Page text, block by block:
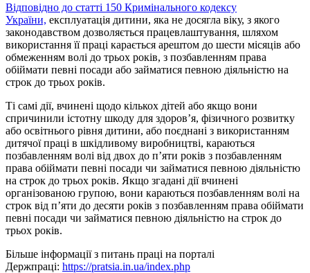
Відповідно до статті 150 Кримінального кодексу
України, експлуатація дитини, яка не досягла віку, з якого
законодавством дозволяється працевлаштування, шляхом
використання її праці карається арештом до шести місяців або
обмеженням волі до трьох років, з позбавленням права
обіймати певні посади або займатися певною діяльністю на
строк до трьох років.
Ті самі дії, вчинені щодо кількох дітей або якщо вони
спричинили істотну шкоду для здоров’я, фізичного розвитку
або освітнього рівня дитини, або поєднані з використанням
дитячої праці в шкідливому виробництві, караються
позбавленням волі від двох до п’яти років з позбавленням
права обіймати певні посади чи займатися певною діяльністю
на строк до трьох років. Якщо згадані дії вчинені
організованою групою, вони караються позбавленням волі на
строк від п’яти до десяти років з позбавленням права обіймати
певні посади чи займатися певною діяльністю на строк до
трьох років.
Більше інформації з питань праці на порталі
Держпраці: https://pratsia.in.ua/index.php